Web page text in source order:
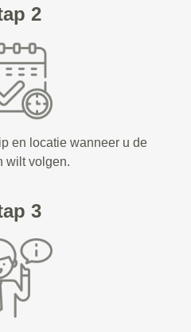
2
en locatie wanneer u de
wilt volgen.
3